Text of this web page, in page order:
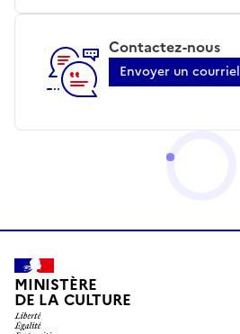
Contactez-nous
Envoyer un courriel
MINISTÈRE
DE LA CULTURE